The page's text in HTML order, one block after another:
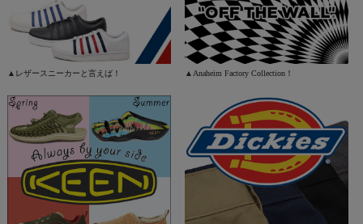
▲レザースニーカーと言えば！ ▲Anaheim Factory Collection！